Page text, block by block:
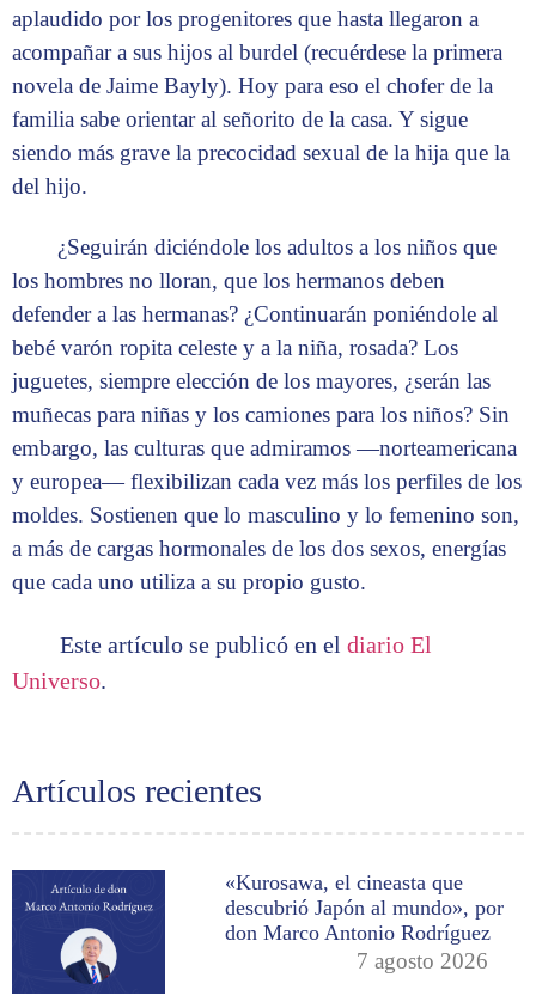
Artículos recientes
«Kurosawa, el cineasta que
descubrió Japón al mundo», por
don Marco Antonio Rodríguez
7 agosto 2026
aplaudido por los progenitores que hasta llegaron a
acompañar a sus hijos al burdel (recuérdese la primera
novela de Jaime Bayly). Hoy para eso el chofer de la
familia sabe orientar al señorito de la casa. Y sigue
siendo más grave la precocidad sexual de la hija que la
del hijo.
¿Seguirán diciéndole los adultos a los niños que
los hombres no lloran, que los hermanos deben
defender a las hermanas? ¿Continuarán poniéndole al
bebé varón ropita celeste y a la niña, rosada? Los
juguetes, siempre elección de los mayores, ¿serán las
muñecas para niñas y los camiones para los niños? Sin
embargo, las culturas que admiramos —norteamericana
y europea— flexibilizan cada vez más los perfiles de los
moldes. Sostienen que lo masculino y lo femenino son,
a más de cargas hormonales de los dos sexos, energías
que cada uno utiliza a su propio gusto.
Este artículo se publicó en el diario El
Universo.